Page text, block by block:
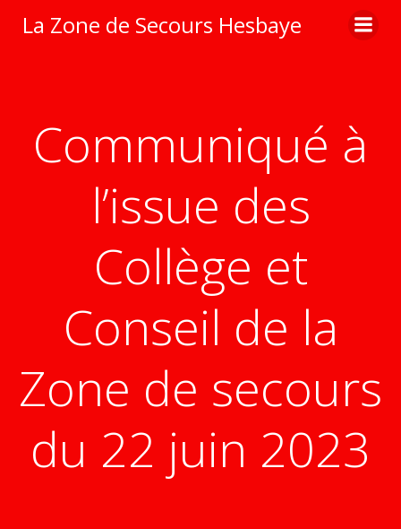
au
La Zone de Secours Hesbaye
Communiqué à
l’issue des
Collège et
Conseil de la
Zone de secours
du 22 juin 2023